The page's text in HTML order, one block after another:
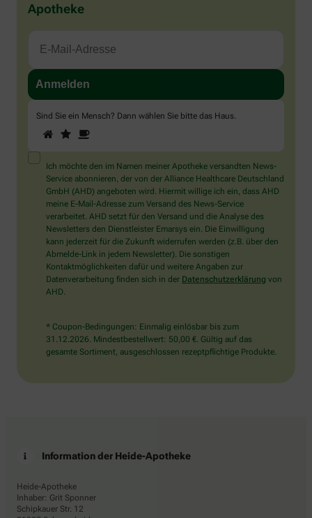
Apotheke
Sind Sie ein Mensch? Dann wählen Sie bitte das Haus
Sie
ein
Mensch?
Dann
wählen
Sie
bitte
das
Haus.
1 2
Ich möchte den im Namen meiner Apotheke versandten News-
Service abonnieren, der von der Alliance Healthcare Deutschland
GmbH (AHD) angeboten wird. Hiermit willige ich ein, dass AHD
meine E-Mail-Adresse zum Versand des News-Service
verarbeitet. AHD setzt für den Versand und die Analyse des
Newsletters den Dienstleister Emarsys ein. Die Einwilligung
kann jederzeit für die Zukunft widerrufen werden (z.B. über den
Abmelde-Link in jedem Newsletter). Die sonstigen
Kontaktmöglichkeiten dafür und weitere Angaben zur
Datenverarbeitung finden sich in der Datenschutzerklärung von
AHD.
* Coupon-Bedingungen: Einmalig einlösbar bis zum
31.12.2026. Mindestbestellwert: 50,00 €. Gültig auf das
gesamte Sortiment, ausgeschlossen rezeptpflichtige Produkte.
Information der Heide-Apotheke
Heide-Apotheke
Inhaber: Grit Sponner
Schipkauer Str. 12